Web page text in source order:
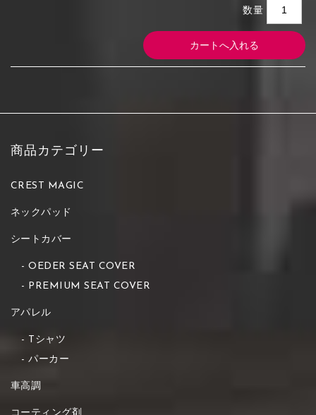
数量
商品カテゴリー
CREST MAGIC
ネックパッド
シートカバー
OEDER SEAT COVER
PREMIUM SEAT COVER
アパレル
Tシャツ
パーカー
車高調